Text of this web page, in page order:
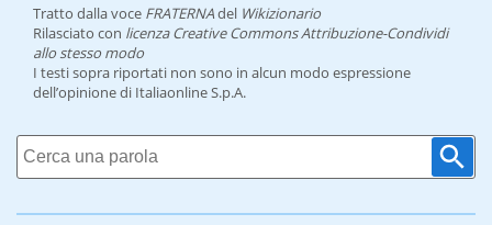
Tratto dalla voce FRATERNAdel Wikizionario
Rilasciato con licenza Creative Commons Attribuzione-Condividi
allo stesso modo
I testi sopra riportati non sono in alcun modo espressione
dell’opinione di Italiaonline S.p.A.